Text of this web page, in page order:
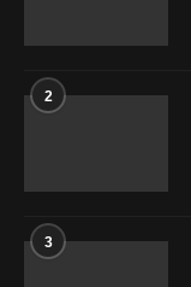
2
3